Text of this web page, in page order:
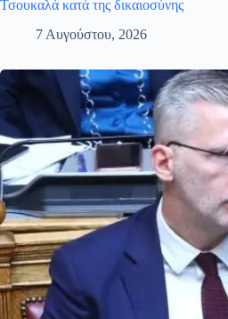
Τσουκαλά κατά της δικαιοσύνης
7 Αυγούστου, 2026